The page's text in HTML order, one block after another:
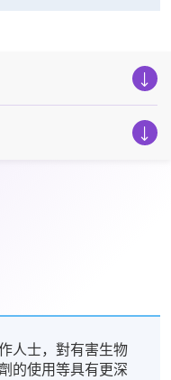
人士，對有害生物
的使用等具有更深